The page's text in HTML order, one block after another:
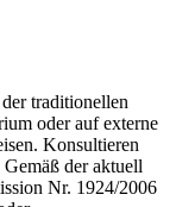
traditionellen
oder auf externe
Konsultieren
der aktuell
Nr. 1924/2006